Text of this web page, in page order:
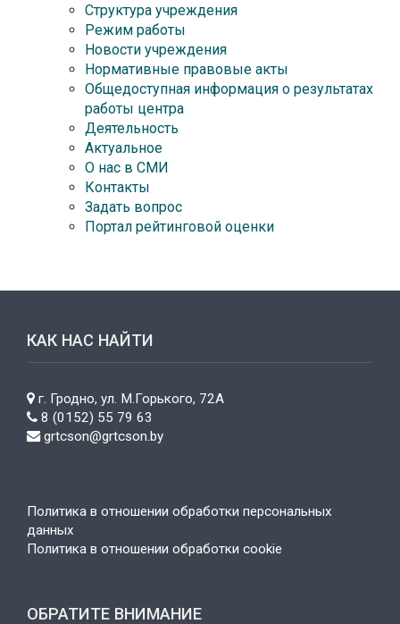
Структура учреждения
Режим работы
Новости учреждения
Нормативные правовые акты
Общедоступная информация о результатах
работы центра
Деятельность
Актуальное
О нас в СМИ
Контакты
Задать вопрос
Портал рейтинговой оценки
КАК НАС НАЙТИ
г. Гродно, ул. М.Горького, 72А
8 (0152) 55 79 63
grtcson@grtcson.by
Политика в отношении обработки персональных
данных
Политика в отношении обработки cookie
ОБРАТИТЕ ВНИМАНИЕ